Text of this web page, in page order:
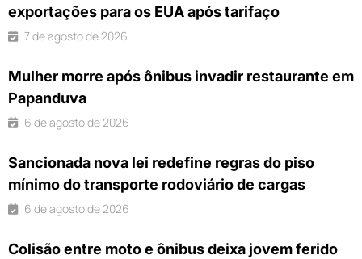
exportações para os EUA após tarifaço
7 de agosto de 2026
Mulher morre após ônibus invadir restaurante em
Papanduva
6 de agosto de 2026
Sancionada nova lei redefine regras do piso
mínimo do transporte rodoviário de cargas
6 de agosto de 2026
Colisão entre moto e ônibus deixa jovem ferido